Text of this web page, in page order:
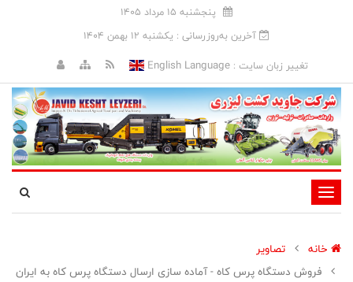
پنجشنبه 15 مرداد 1405
آخرین به‌روزرسانی : يکشنبه 12 بهمن 1404
تغییر زبان سایت :English Language
تغییر
وضعیت
ناوبری
خانه
تصاویر
فروش دستگاه پرس کاه - آماده سازی ارسال دستگاه پرس کاه به ایران